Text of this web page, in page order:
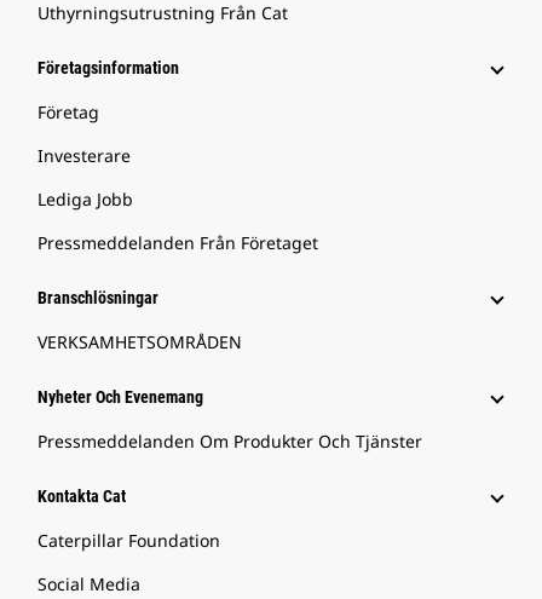
Uthyrningsutrustning Från Cat
Företagsinformation
Företag
Investerare
Lediga Jobb
Pressmeddelanden Från Företaget
Branschlösningar
VERKSAMHETSOMRÅDEN
Nyheter Och Evenemang
Pressmeddelanden Om Produkter Och Tjänster
Kontakta Cat
Caterpillar Foundation
Social Media